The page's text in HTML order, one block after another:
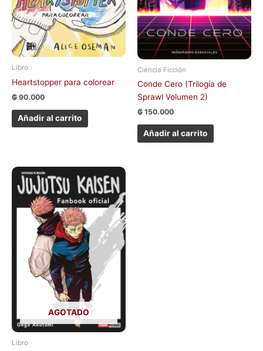
Libro
Heartstopper para colorear
₲ 90.000
Añadir al carrito
Ciencia Ficción
Conde Cero (Trilogía de
Sprawl Volumen 2)
₲ 150.000
Añadir al carrito
AGOTADO
Libro